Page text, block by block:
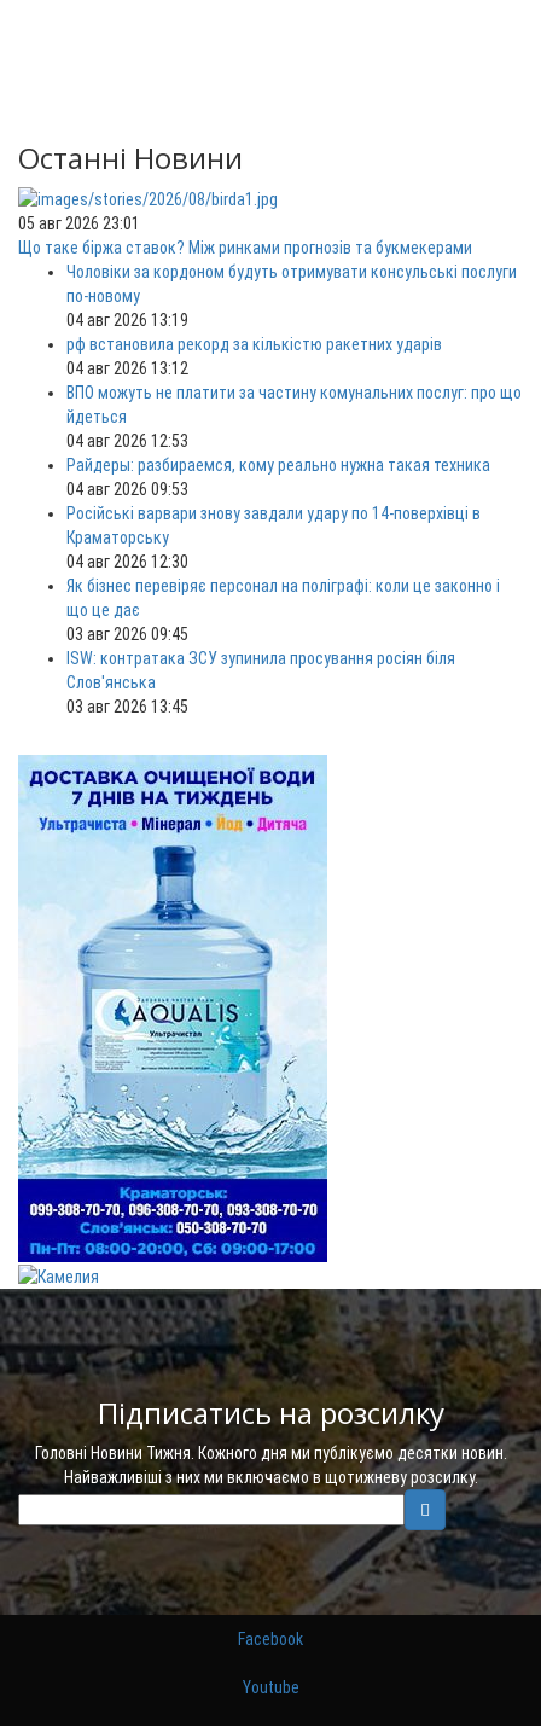
Останні Новини
05 авг 2026 23:01
Що таке біржа ставок? Між ринками прогнозів та букмекерами
Чоловіки за кордоном будуть отримувати консульські послуги
по-новому
04 авг 2026 13:19
рф встановила рекорд за кількістю ракетних ударів
04 авг 2026 13:12
ВПО можуть не платити за частину комунальних послуг: про що
йдеться
04 авг 2026 12:53
Райдеры: разбираемся, кому реально нужна такая техника
04 авг 2026 09:53
Російські варвари знову завдали удару по 14-поверхівці в
Краматорську
04 авг 2026 12:30
Як бізнес перевіряє персонал на поліграфі: коли це законно і
що це дає
03 авг 2026 09:45
ISW: контратака ЗСУ зупинила просування росіян біля
Слов'янська
03 авг 2026 13:45
Підписатись на розсилку
Головні Новини Тижня. Кожного дня ми публікуємо десятки новин.
Найважливіші з них ми включаємо в щотижневу розсилку.
Facebook
Youtube